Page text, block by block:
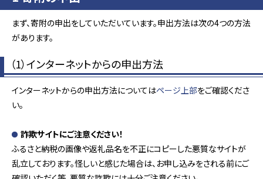
まず、寄附の申出をしていただいています。申出方法は次の4つの方法
があります。
（1）インターネットからの申出方法
インターネットからの申出方法についてはページ上部をご確認くださ
い。
詐欺サイトにご注意ください！
ふるさと納税の画像や返礼品名を不正にコピーした悪質なサイトが
乱立しております。怪しいと感じた場合は、お申し込みをされる前にご